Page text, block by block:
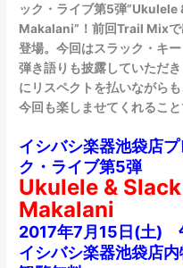
ック・ライブ第5弾
Makalani”！前回Trail Mix
登場。今回はスラック・キ
弾き語りも披露していただ
にリスペクトを払いながら
今回も楽しませてくれるこ
イシバシ楽器池袋店
ク・ライブ第5弾
Ukulele &
Makalani
2017年7月15日(土)
イシバシ楽器池袋店